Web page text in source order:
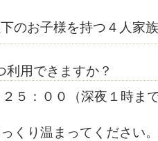
のお子様を持つ４人家
利用できますか？
２５：００（深夜１時ま
くり温まってください